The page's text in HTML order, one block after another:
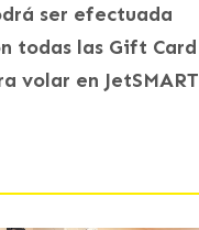
ser efectuada
todas las Gift Card
volar en JetSMART